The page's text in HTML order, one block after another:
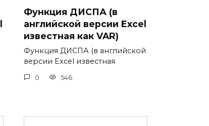
Функция ДИСПА (в
английской версии Excel
известная как VAR)
Функция ДИСПА (в английской
версии Excel известная
0 546